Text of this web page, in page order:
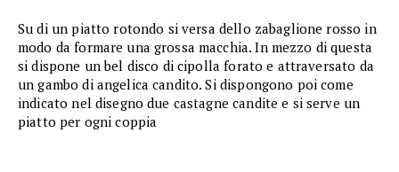
Su di un piatto rotondo si versa dello zabaglione rosso in
modo da formare una grossa macchia. In mezzo di questa
si dispone un bel disco di cipolla forato e attraversato da
un gambo di angelica candito. Si dispongono poi come
indicato nel disegno due castagne candite e si serve un
piatto per ogni coppia